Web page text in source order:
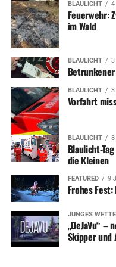
UP NEXT
Feuerwehr: Unfall mit
Unfall nach
BLAULICHT 4
Feuerwehr:
im Wald
BLAULICHT 3
BLAULICHT 3
Vorfahrt
BLAULICHT 8
Blaulicht-
die Kleinen
FEATURED 9
Frohes
JUNGES
„DeJaVu“ –
Skipper und